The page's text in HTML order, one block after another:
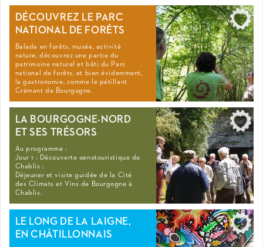
DÉCOUVREZ LE PARC
NATIONAL DE FORÊTS
Balade en forêts, musée, activité
nature, découvrez une partie du
patrimoine naturel et bâti du Parc
national de forêts, et bien évidemment,
la gastronomie, comme le pétillant
Crémant de Bourgogne.
LA BOURGOGNE-NORD
ET SES TRÉSORS
Au programme :
Jour 1 : Découverte oenotouristique de
Chablis :
Déjeuner et visite guidée de la Cité
des Climats et Vins de Bourgogne à
Chablis.
LE LONG DE LA LAIGNE,
EN CHÂTILLONNAIS